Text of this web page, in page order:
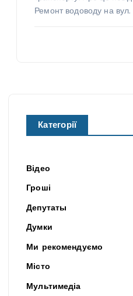
Ремонт водоводу на вул.
Категорії
Відео
Гроші
Депутаты
Думки
Ми рекомендуємо
Місто
Мультимедіа